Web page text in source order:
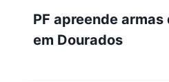
PF apreende armas
em Dourados